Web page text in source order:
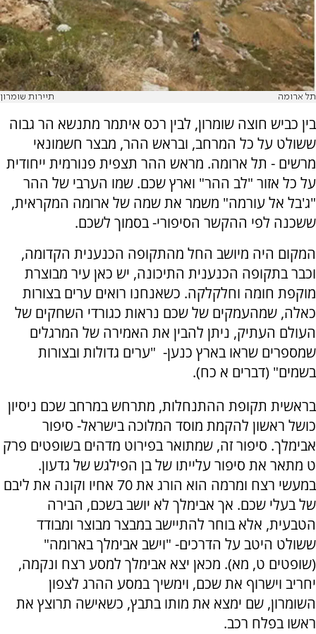
תל ארומה תיירות שומרון
בין כביש חוצה שומרון, לבין רכס איתמר מתנשא הר גבוה
ששולט על כל המרחב, ובראש ההר, מבצר חשמונאי
מרשים - תל ארומה. מראש ההר תצפית פנורמית ייחודית
על כל אזור "לב ההר" וארץ שכם. שמו הערבי של ההר
"ג'בל אל עורמה" משמר את שמה של ארומה המקראית,
ששכנה לפי ההקשר הסיפורי- בסמוך לשכם.
המקום היה מיושב החל מהתקופה הכנענית הקדומה,
וכבר בתקופה הכנענית התיכונה, יש כאן עיר מבוצרת
מוקפת חומה וחלקלקה. כשאנחנו רואים ערים בצורות
כאלה, שמהעמקים של שכם נראות כגורדי השחקים של
העולם העתיק, ניתן להבין את האמירה של המרגלים
שמספרים שראו בארץ כנען- "ערים גדולות ובצורות
בשמים" (דברים א כח).
בראשית תקופת ההתנחלות, מתרחש במרחב שכם ניסיון
כושל ראשון להקמת מוסד המלוכה בישראל- סיפור
אבימלך. סיפור זה, שמתואר בפירוט מדהים בשופטים פרק
ט מתאר את סיפור עלייתו של בן הפילגש של גדעון.
במעשי רצח ומרמה הוא הורג את 70 אחיו וקונה את ליבם
של בעלי שכם. אך אבימלך לא יושב בשכם, הבירה
הטבעית, אלא בוחר להתיישב במבצר מבוצר ומבודד
ששולט היטב על הדרכים- "וישב אבימלך בארומה"
(שופטים ט, מא). מכאן יצא אבימלך למסע רצח ונקמה,
יחריב וישרוף את שכם, וימשיך במסע ההרג לצפון
השומרון, שם ימצא את מותו בתבץ, כשאישה תרוצץ את
ראשו בפלח רכב.